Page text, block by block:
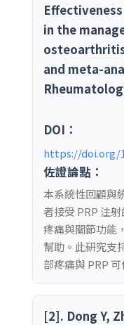
in the
and meta-
DOI：
https://doi.org/
佐證論點：
本系統性回顧與
者接受 PRP 注
疼痛與關節功能
幫助。此研究支
部疼痛與 PRP
[2]. Dong Y,